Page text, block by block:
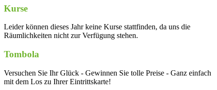
Kurse
Leider können dieses Jahr keine Kurse stattfinden, da uns die
Räumlichkeiten nicht zur Verfügung stehen.
Tombola
Versuchen Sie Ihr Glück - Gewinnen Sie tolle Preise - Ganz einfach
mit dem Los zu Ihrer Eintrittskarte!